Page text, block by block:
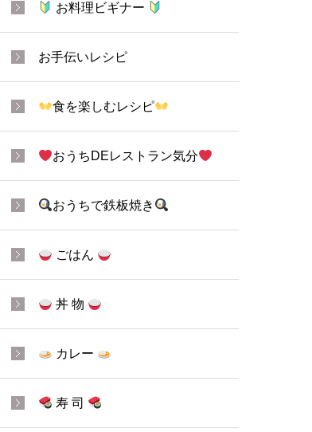
お料理ビギナー
お手伝いレシピ
食を楽しむレシピ
おうちDEレストラン気分
おうちで鉄板焼き
ごはん
丼 物
カレー
寿 司